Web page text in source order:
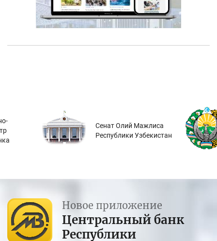
Сенат Олий Мажлиса
Республики Узбекистан
Новое приложение
Центральный банк
Республики